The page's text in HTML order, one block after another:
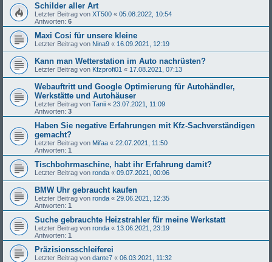
Schilder aller Art
Letzter Beitrag von XT500 « 05.08.2022, 10:54
Antworten: 6
Maxi Cosi für unsere kleine
Letzter Beitrag von Nina9 « 16.09.2021, 12:19
Kann man Wetterstation im Auto nachrüsten?
Letzter Beitrag von Kfzprofi01 « 17.08.2021, 07:13
Webauftritt und Google Optimierung für Autohändler,
Werkstätte und Autohäuser
Letzter Beitrag von Tanii « 23.07.2021, 11:09
Antworten: 3
Haben Sie negative Erfahrungen mit Kfz-Sachverständigen
gemacht?
Letzter Beitrag von Mifaa « 22.07.2021, 11:50
Antworten: 1
Tischbohrmaschine, habt ihr Erfahrung damit?
Letzter Beitrag von ronda « 09.07.2021, 00:06
BMW Uhr gebraucht kaufen
Letzter Beitrag von ronda « 29.06.2021, 12:35
Antworten: 1
Suche gebrauchte Heizstrahler für meine Werkstatt
Letzter Beitrag von ronda « 13.06.2021, 23:19
Antworten: 1
Präzisionsschleiferei
Letzter Beitrag von dante7 « 06.03.2021, 11:32